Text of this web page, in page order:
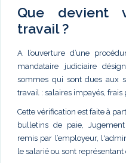
Que devient
travail ?
A l’ouverture d’une
mandataire judiciaire
sommes qui sont dues aux
travail : salaires impayés, frais
Cette vérification est faite à
bulletins de paie,
remis par l’employeur,
le salarié ou sont représentant